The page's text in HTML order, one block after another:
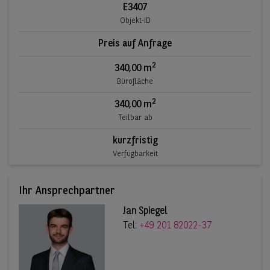
E3407
Objekt-ID
Preis auf Anfrage
340,00 m2
Bürofläche
340,00 m2
Teilbar ab
kurzfristig
Verfügbarkeit
Ihr Ansprechpartner
Jan Spiegel
Tel: +49 201 82022-37